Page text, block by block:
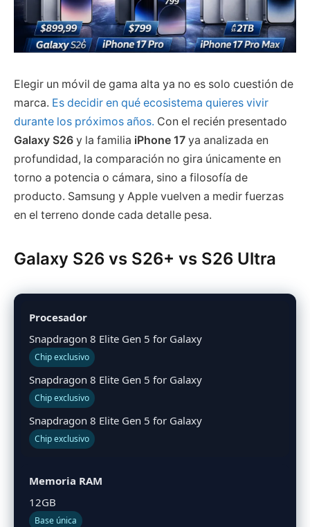
Elegir un móvil de gama alta ya no es solo cuestión de
marca. Es decidir en qué ecosistema quieres vivir
durante los próximos años. Con el recién presentado
Galaxy S26 y la familia iPhone 17 ya analizada en
profundidad, la comparación no gira únicamente en
torno a potencia o cámara, sino a filosofía de
producto. Samsung y Apple vuelven a medir fuerzas
en el terreno donde cada detalle pesa.
Galaxy S26 vs S26+ vs S26 Ultra
Procesador
Snapdragon 8 Elite Gen 5 for Galaxy
Chip exclusivo
Snapdragon 8 Elite Gen 5 for Galaxy
Chip exclusivo
Snapdragon 8 Elite Gen 5 for Galaxy
Chip exclusivo
Memoria RAM
12GB
Base única